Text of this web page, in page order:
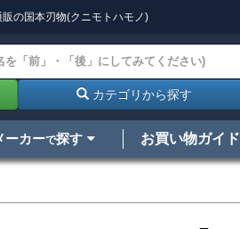
の国本刃物(クニモトハモノ)
カテゴリから探す
ーカーで探す お買い物ガイド